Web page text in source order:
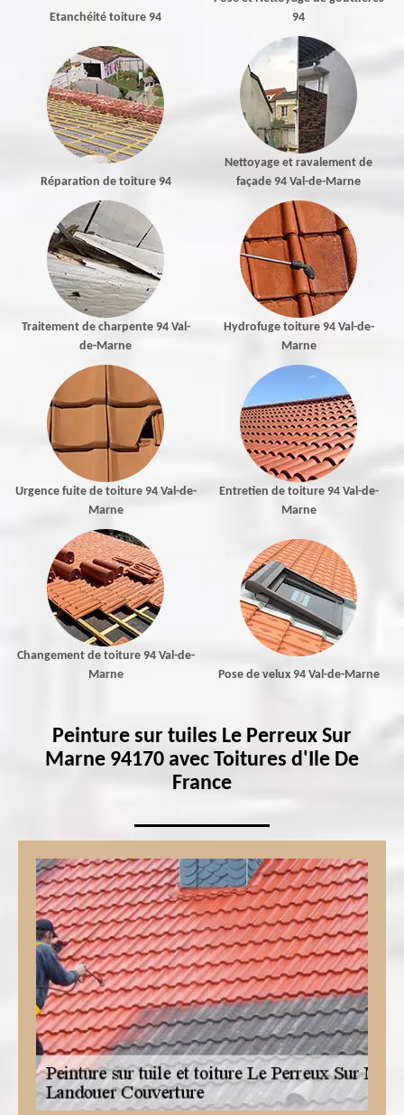
Etanchéité toiture 94
94
Réparation de toiture 94
Nettoyage et ravalement de
façade 94 Val-de-Marne
Traitement de charpente 94 Val-
de-Marne
Hydrofuge toiture 94 Val-de-
Marne
Urgence fuite de toiture 94 Val-de-
Marne
Entretien de toiture 94 Val-de-
Marne
Changement de toiture 94 Val-de-
Marne
Pose de velux 94 Val-de-Marne
Peinture sur tuiles Le Perreux Sur
Marne 94170 avec Toitures d'Ile De
France